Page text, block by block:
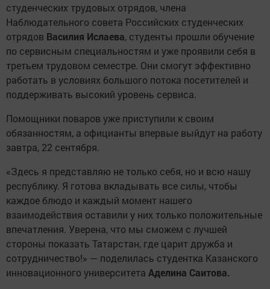
студенческих трудовых отрядов, члена
Наблюдательного совета Российских студенческих
отрядов Василия Ислаева, студенты прошли обучение
по сервисным специальностям и уже проявили себя в
третьем трудовом семестре. Они смогут эффективно
работать в условиях большого потока посетителей и
поддерживать высокий уровень сервиса.
Помощники поваров уже приступили к своим
обязанностям, а официанты впервые выйдут на работу
завтра, 22 сентября.
«Здесь я представляю не только себя, но и всю нашу
республику. Я готова вкладывать все силы, чтобы
каждое блюдо и каждый момент нашего
взаимодействия оставили у них только положительные
впечатления. Уверена, что мы сможем с лучшей
стороны показать Татарстан, где царит дружба и
сотрудничество!» — поделилась студентка Казанского
инновационного университета Аделина Саитова.